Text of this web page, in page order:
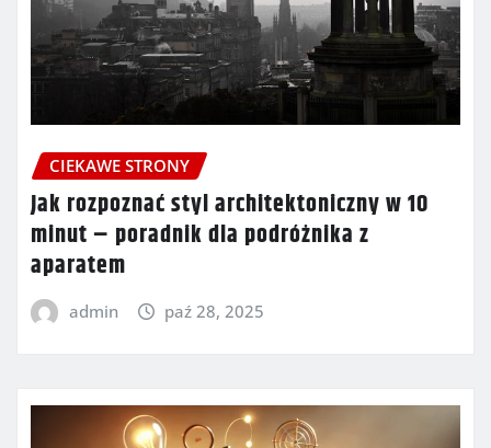
CIEKAWE STRONY
Jak rozpoznać styl architektoniczny w 10
minut – poradnik dla podróżnika z
aparatem
admin paź 28, 2025